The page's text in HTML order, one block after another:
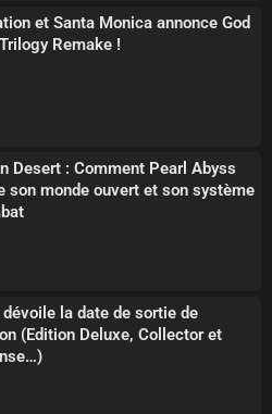
et Santa Monica annonce God
Remake !
Desert : Comment Pearl Abyss
son monde ouvert et son système
la date de sortie de
(Edition Deluxe, Collector et